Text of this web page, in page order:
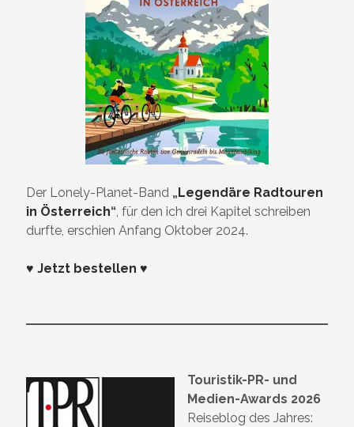
Der Lonely-Planet-Band „Legendäre Radtouren
in Österreich“, für den ich drei Kapitel schreiben
durfte, erschien Anfang Oktober 2024.
♥ Jetzt bestellen ♥
Touristik-PR- und
Medien-Awards 2026
Reiseblog des Jahres: